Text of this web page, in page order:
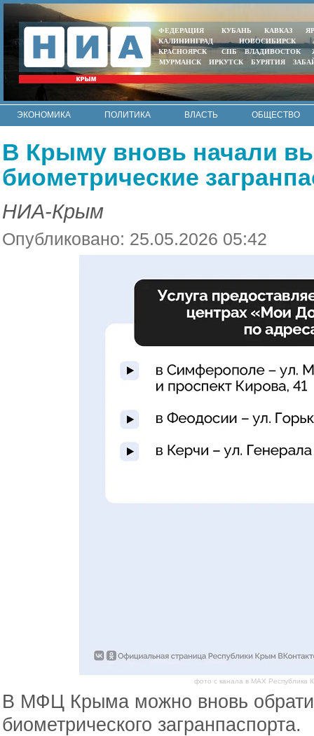
ФЕДЕРАЦИЯ КУБАНЬ КАВКАЗ
КАЛИНИНГРАД
НОВОСИБИРСК
КРАСНОЯРСК
СПБ ВЛАДИВОСТОК
МУРМАНСК
ИРКУТСК БУРЯТИЯ
ЭКОНОМИКА ПОЛИТИКА ВЛАСТЬ
ОБЩЕСТВО
В Крыму вновь начали
биометрические
НИА-Крым
Опубликовано: 25.05.2026 05:42
фото с канала в МАХ Республика
В МФЦ Крыма можно вновь
биометрического загранпаспорта.